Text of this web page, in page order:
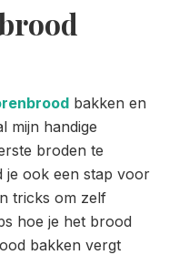
bakken en
mijn handige
broden te
je ook een stap voor
tricks om zelf
hoe je het brood
bakken vergt